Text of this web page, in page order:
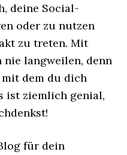
deine Social-
oder zu nutzen
zu treten. Mit
langweilen, denn
dem du dich
ist ziemlich genial,
für dein